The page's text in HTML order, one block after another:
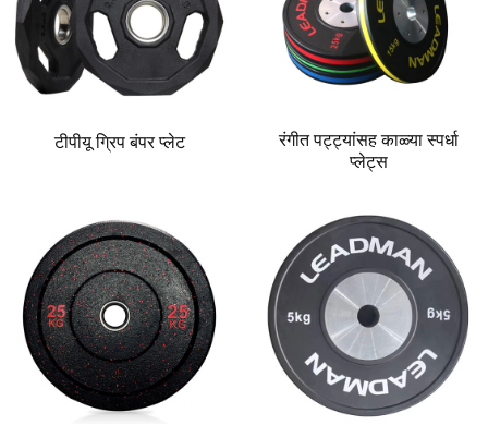
टीपीयू ग्रिप बंपर प्लेट
रंगीत पट्ट्यांसह काळ्या स्पर्धा
प्लेट्स